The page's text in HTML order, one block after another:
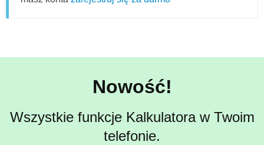
Nowość!
Wszystkie funkcje Kalkulatora w Twoim
telefonie.